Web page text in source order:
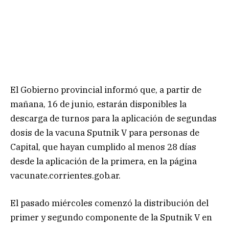
El Gobierno provincial informó que, a partir de
mañana, 16 de junio, estarán disponibles la
descarga de turnos para la aplicación de segundas
dosis de la vacuna Sputnik V para personas de
Capital, que hayan cumplido al menos 28 días
desde la aplicación de la primera, en la página
vacunate.corrientes.gob.ar.
El pasado miércoles comenzó la distribución del
primer y segundo componente de la Sputnik V en